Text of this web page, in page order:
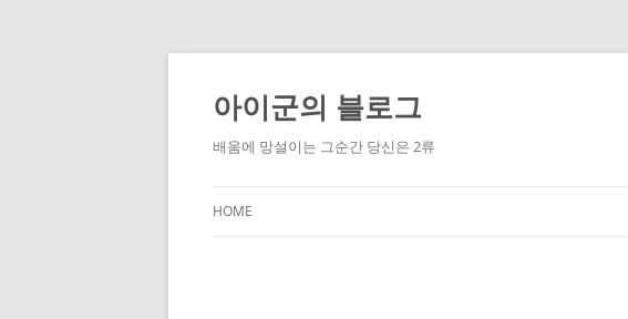
Skip
content
아이군의 블로그
배움에 망설이는 그순간 당신은 2류
HOME